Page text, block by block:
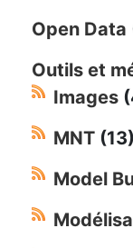
Open Data
Outils et
Images
MNT (13)
Model